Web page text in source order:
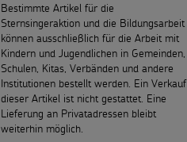
Bestimmte Artikel für die
Sternsingeraktion und die Bildungsarbeit
können ausschließlich für die Arbeit mit
Kindern und Jugendlichen in Gemeinden,
Schulen, Kitas, Verbänden und andere
Institutionen bestellt werden. Ein Verkauf
dieser Artikel ist nicht gestattet. Eine
Lieferung an Privatadressen bleibt
weiterhin möglich.